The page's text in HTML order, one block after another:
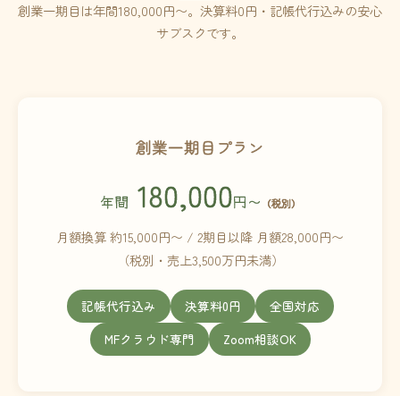
創業一期目は年間180,000円〜。決算料0円・記帳代行込みの安心
サブスクです。
創業一期目プラン
年間 180,000円〜 （税別）
月額換算 約15,000円〜 / 2期目以降 月額28,000円〜
（税別・売上3,500万円未満）
記帳代行込み 決算料0円
全国対応
MFクラウド専門
Zoom相談OK